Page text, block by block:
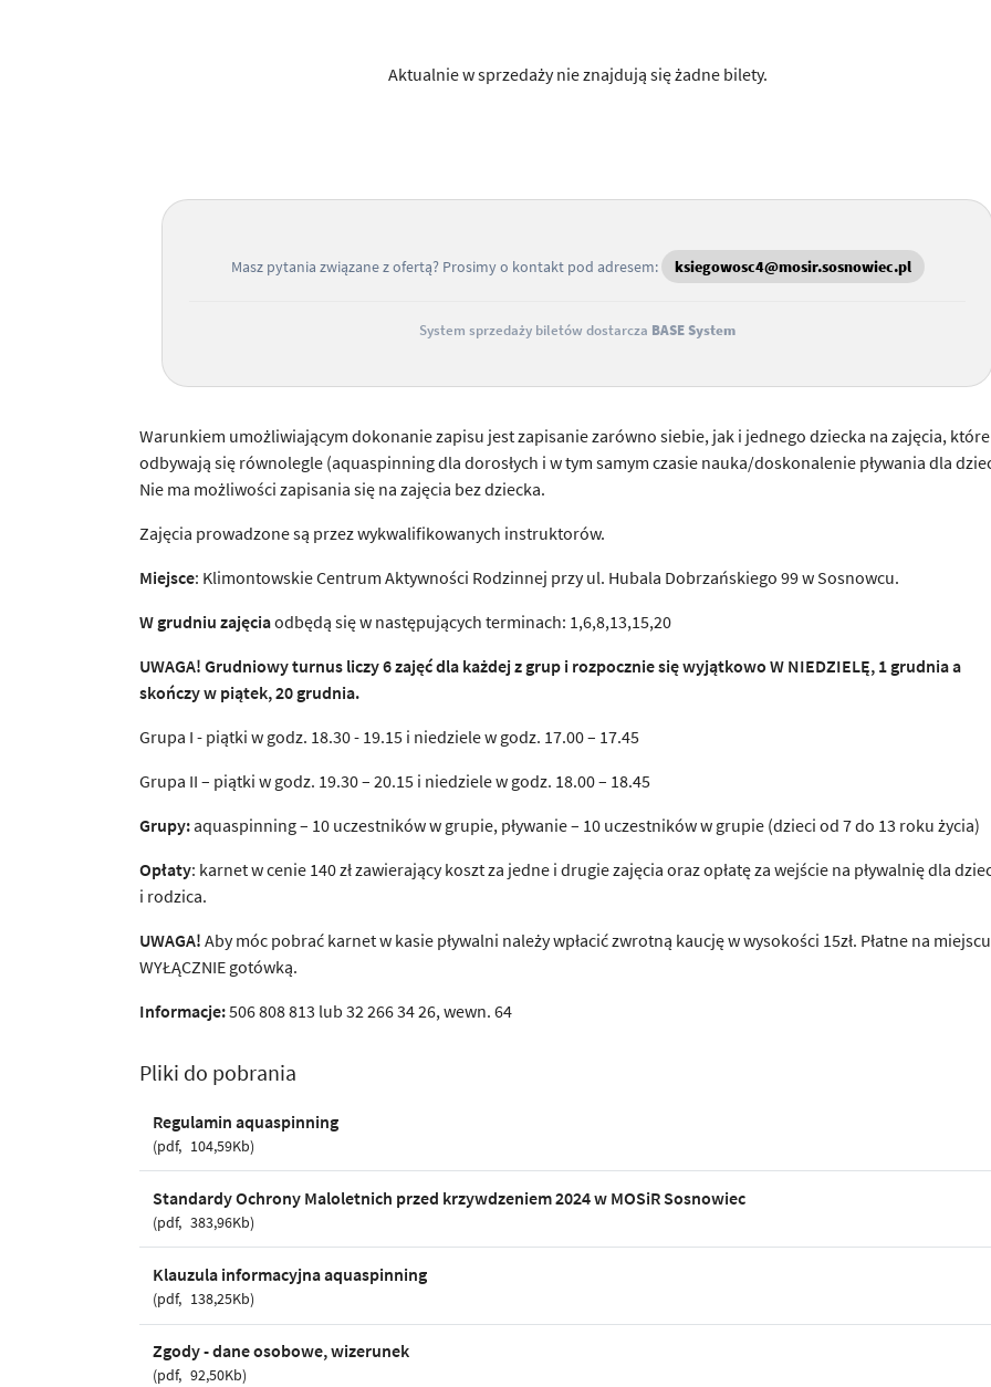
Aktualnie w sprzedaży nie znajdują się żadne bilety.
Masz pytania związane z ofertą? Prosimy o kontakt pod adresem: ksiegowosc4@mosir.sosnowiec.pl
System sprzedaży biletów dostarcza BASE System
Warunkiem umożliwiającym dokonanie zapisu jest zapisanie zarówno siebie, jak i jednego dziecka na zajęcia, które
odbywają się równolegle (aquaspinning dla dorosłych i w tym samym czasie nauka/doskonalenie pływania dla
Nie ma możliwości zapisania się na zajęcia bez dziecka.
Zajęcia prowadzone są przez wykwalifikowanych instruktorów.
Miejsce: Klimontowskie Centrum Aktywności Rodzinnej przy ul. Hubala Dobrzańskiego 99 w Sosnowcu.
W grudniu zajęciaodbędą się w następujących terminach: 1,6,8,13,15,20
UWAGA! Grudniowy turnus liczy 6 zajęć dla każdej z grup i rozpocznie się wyjątkowo W NIEDZIELĘ, 1 grudnia a
skończy w piątek, 20 grudnia.
Grupa I - piątki w godz. 18.30 - 19.15 i niedziele w godz. 17.00 – 17.45
Grupa II – piątki w godz. 19.30 – 20.15 i niedziele w godz. 18.00 – 18.45
Grupy:aquaspinning – 10 uczestników w grupie, pływanie – 10 uczestników w grupie (dzieci od 7 do 13 roku życia)
Opłaty: karnet w cenie 140 zł zawierający koszt za jedne i drugie zajęcia oraz opłatę za wejście na pływalnię dla
i rodzica.
UWAGA! Aby móc pobrać karnet w kasie pływalni należy wpłacić zwrotną kaucję w wysokości 15zł. Płatne na
WYŁĄCZNIE gotówką.
Informacje:506 808 813 lub 32 266 34 26, wewn. 64
Pliki do pobrania
Regulamin aquaspinning
pdf 104,59Kb
Standardy Ochrony Maloletnich przed krzywdzeniem 2024 w MOSiR Sosnowiec
pdf 383,96Kb
Klauzula informacyjna aquaspinning
pdf 138,25Kb
Zgody - dane osobowe, wizerunek
pdf 92,50Kb